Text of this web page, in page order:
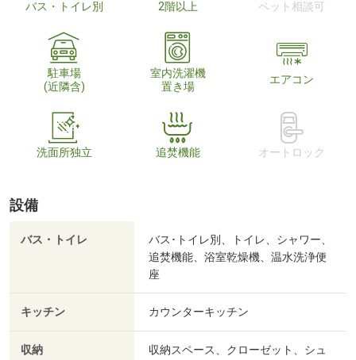
バス・トイレ別 2階以上 ペット相談可
駐車場
(近隣含)
室内洗濯機
置き場
エアコン
洗面所独立 追焚機能 オートロック
設備
バス・トイレ
バス･トイレ別、トイレ、シャワー、
追焚機能、浴室乾燥機、温水洗浄便
座
キッチン カウンターキッチン
収納
収納スペース、クローゼット、シュ